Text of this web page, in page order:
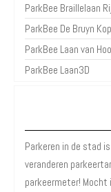
ParkBee Braillelaan
ParkBee De Bruyn
ParkBee Laan van
ParkBee Laan3D
Parkeren in de stad
veranderen
parkeermeter!